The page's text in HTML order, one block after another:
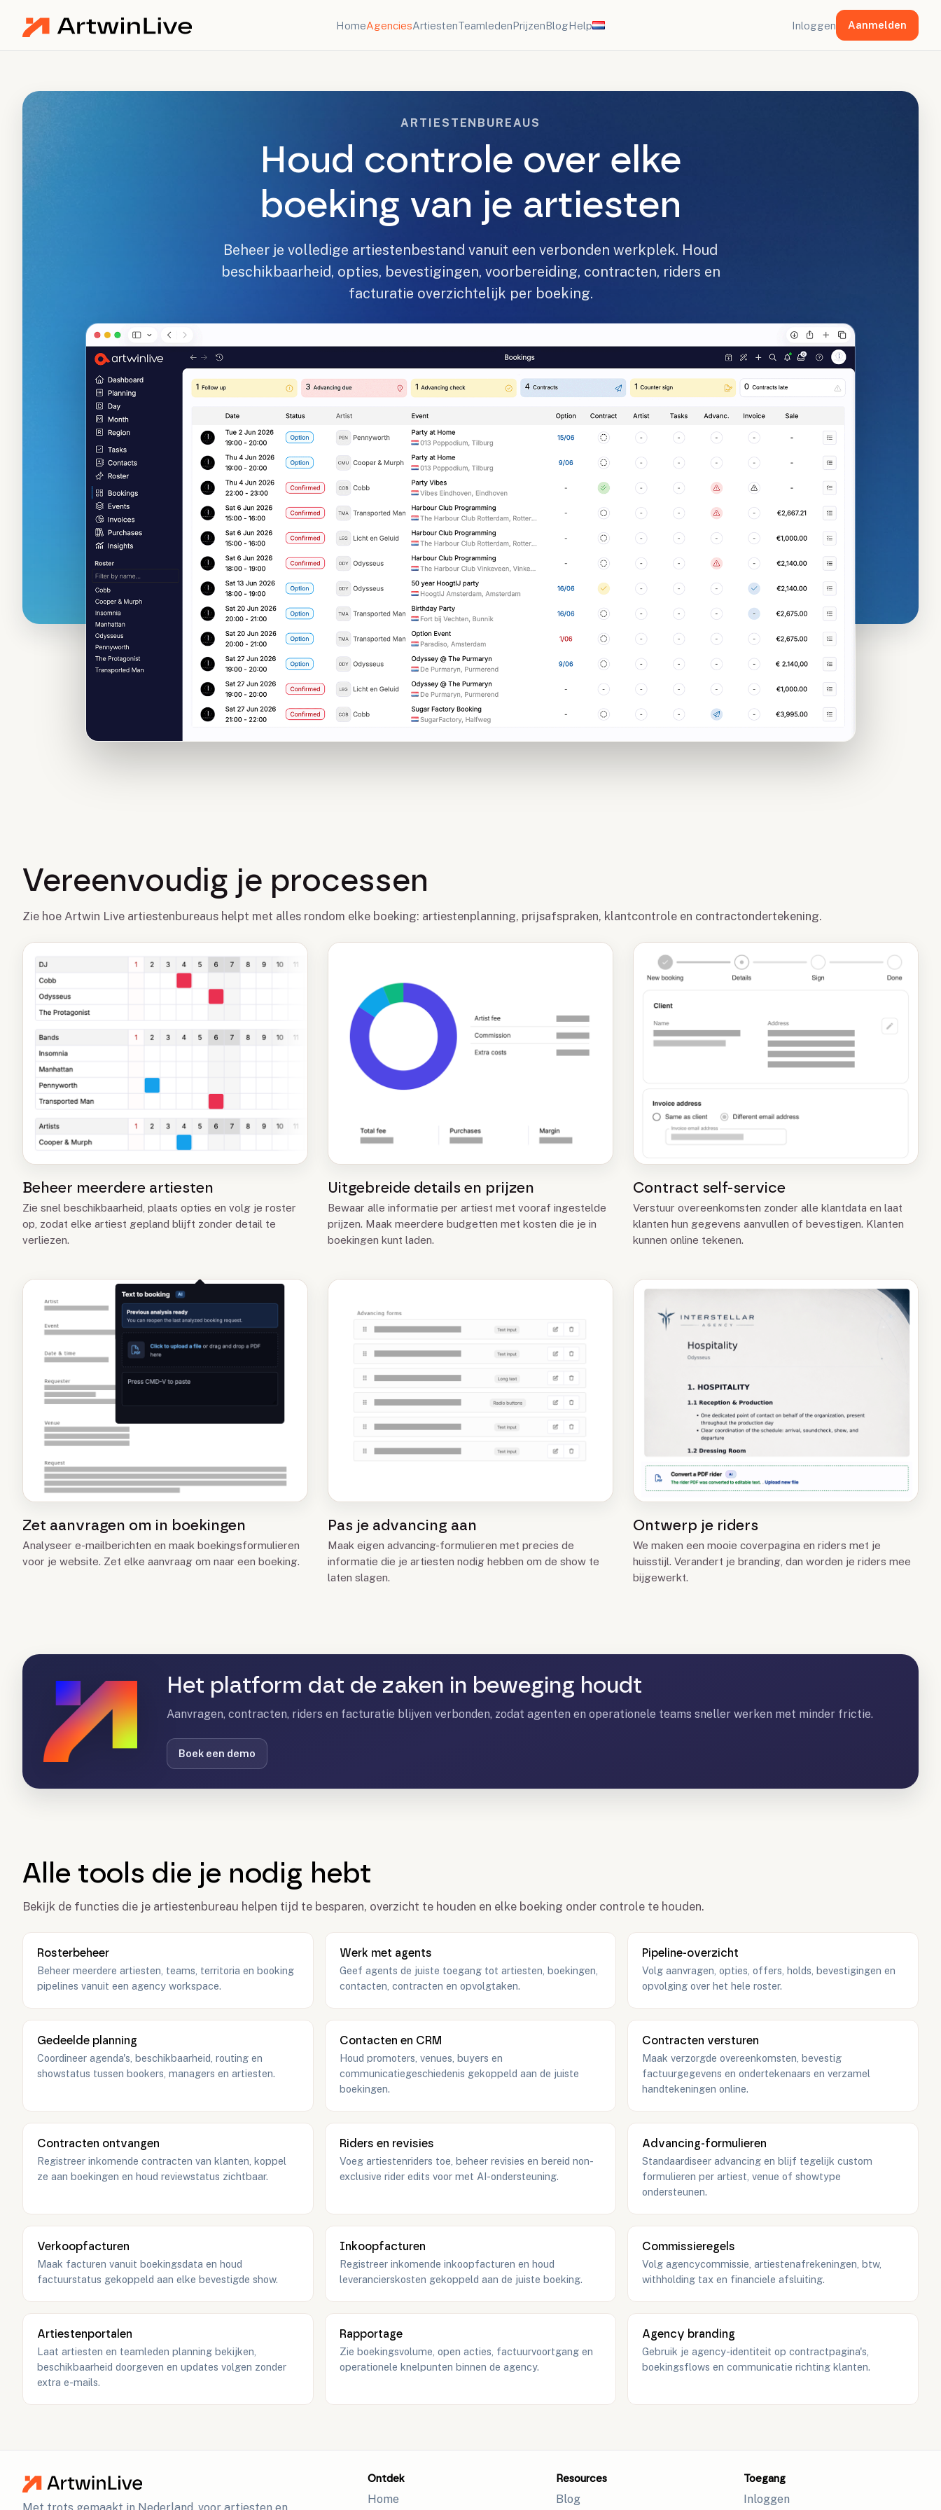
HomeAgenciesArtiestenTeamledenPrijzenBlogHelp Inloggen Aanmelden
ARTIESTENBUREAUS
Houd controle over elke
boeking van je artiesten
Beheer je volledige artiestenbestand vanuit een verbonden werkplek. Houd
beschikbaarheid, opties, bevestigingen, voorbereiding, contracten, riders en
facturatie overzichtelijk per boeking.
Vereenvoudig je processen
Zie hoe Artwin Live artiestenbureaus helpt met alles rondom elke boeking: artiestenplanning, prijsafspraken, klantcontrole en contractondertekening.
Beheer meerdere artiesten
Zie snel beschikbaarheid, plaats opties en volg je roster
op, zodat elke artiest gepland blijft zonder detail te
verliezen.
Uitgebreide details en prijzen
Bewaar alle informatie per artiest met vooraf ingestelde
prijzen. Maak meerdere budgetten met kosten die je in
boekingen kunt laden.
Contract self-service
Verstuur overeenkomsten zonder alle klantdata en laat
klanten hun gegevens aanvullen of bevestigen. Klanten
kunnen online tekenen.
Zet aanvragen om in boekingen
Analyseer e-mailberichten en maak boekingsformulieren
voor je website. Zet elke aanvraag om naar een boeking.
Pas je advancing aan
Maak eigen advancing-formulieren met precies de
informatie die je artiesten nodig hebben om de show te
laten slagen.
Ontwerp je riders
We maken een mooie coverpagina en riders met je
huisstijl. Verandert je branding, dan worden je riders mee
bijgewerkt.
Het platform dat de zaken in beweging houdt
Aanvragen, contracten, riders en facturatie blijven verbonden, zodat agenten en operationele teams sneller werken met minder frictie.
Boek een demo
Alle tools die je nodig hebt
Bekijk de functies die je artiestenbureau helpen tijd te besparen, overzicht te houden en elke boeking onder controle te houden.
Rosterbeheer
Beheer meerdere artiesten, teams, territoria en booking
pipelines vanuit een agency workspace.
Werk met agents
Geef agents de juiste toegang tot artiesten, boekingen,
contacten, contracten en opvolgtaken.
Pipeline-overzicht
Volg aanvragen, opties, offers, holds, bevestigingen en
opvolging over het hele roster.
Gedeelde planning
Coordineer agenda's, beschikbaarheid, routing en
showstatus tussen bookers, managers en artiesten.
Contacten en CRM
Houd promoters, venues, buyers en
communicatiegeschiedenis gekoppeld aan de juiste
boekingen.
Contracten versturen
Maak verzorgde overeenkomsten, bevestig
factuurgegevens en ondertekenaars en verzamel
handtekeningen online.
Contracten ontvangen
Registreer inkomende contracten van klanten, koppel
ze aan boekingen en houd reviewstatus zichtbaar.
Riders en revisies
Voeg artiestenriders toe, beheer revisies en bereid non-
exclusive rider edits voor met AI-ondersteuning.
Advancing-formulieren
Standaardiseer advancing en blijf tegelijk custom
formulieren per artiest, venue of showtype
ondersteunen.
Verkoopfacturen
Maak facturen vanuit boekingsdata en houd
factuurstatus gekoppeld aan elke bevestigde show.
Inkoopfacturen
Registreer inkomende inkoopfacturen en houd
leverancierskosten gekoppeld aan de juiste boeking.
Commissieregels
Volg agencycommissie, artiestenafrekeningen, btw,
withholding tax en financiele afsluiting.
Artiestenportalen
Laat artiesten en teamleden planning bekijken,
beschikbaarheid doorgeven en updates volgen zonder
extra e-mails.
Rapportage
Zie boekingsvolume, open acties, factuurvoortgang en
operationele knelpunten binnen de agency.
Agency branding
Gebruik je agency-identiteit op contractpagina's,
boekingsflows en communicatie richting klanten.
Ontdek
Home
Resources
Blog
Toegang
Inloggen